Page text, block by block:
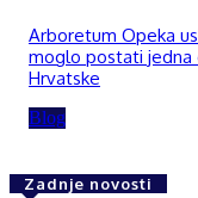
Arboretum Opeka
moglo postati jedna
Hrvatske
Blog
Zadnje novosti